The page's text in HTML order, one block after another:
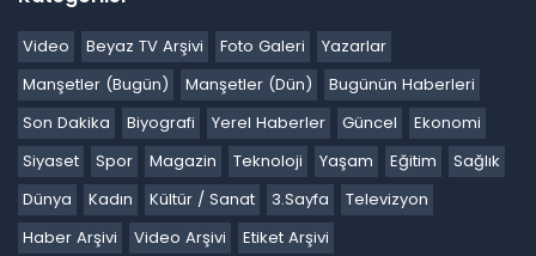
Video Beyaz TV Arşivi Foto Galeri
Yazarlar
Manşetler (Bugün)
Manşetler (Dün)
Bugünün Haberleri
Son Dakika
Biyografi Yerel Haberler Güncel
Ekonomi
Siyaset
Spor Magazin Teknoloji Yaşam Eğitim
Sağlık
Dünya
Kadın Kültür / Sanat 3.Sayfa
Televizyon
Haber Arşivi
Video Arşivi Etiket Arşivi